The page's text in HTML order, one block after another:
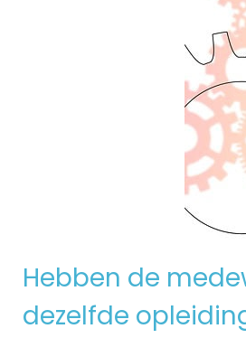
Hebben de
dezelfde